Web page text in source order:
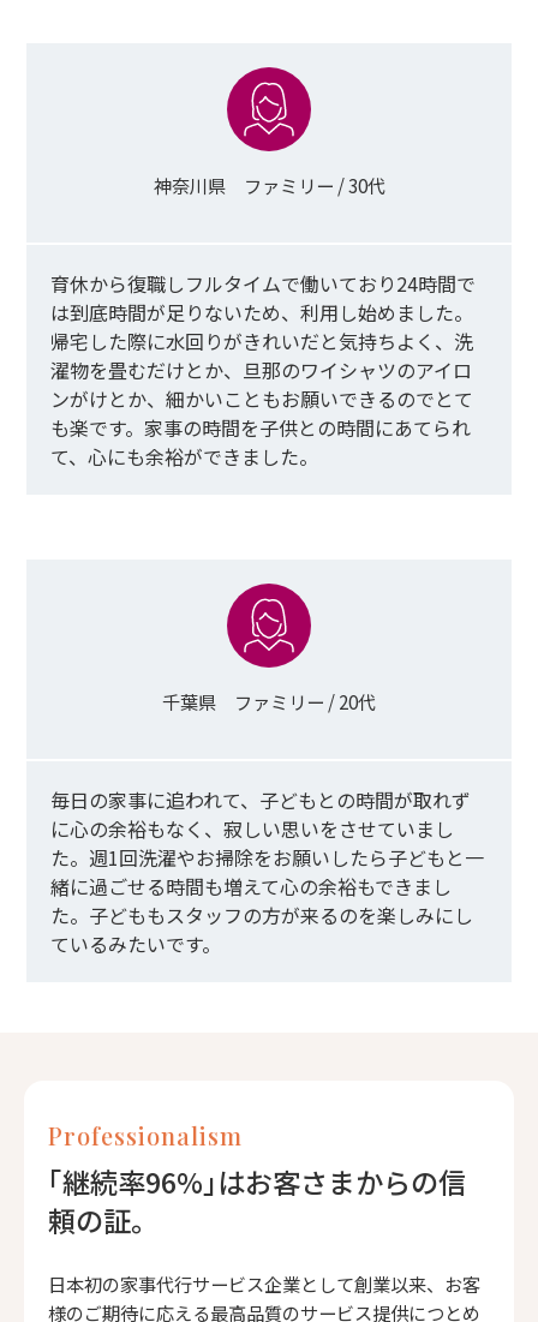
神奈川県 ファミリー / 30代
育休から復職しフルタイムで働いており24時間で
は到底時間が足りないため、利用し始めました。
帰宅した際に水回りがきれいだと気持ちよく、洗
濯物を畳むだけとか、旦那のワイシャツのアイロ
ンがけとか、細かいこともお願いできるのでとて
も楽です。家事の時間を子供との時間にあてられ
て、心にも余裕ができました。
千葉県 ファミリー / 20代
毎日の家事に追われて、子どもとの時間が取れず
に心の余裕もなく、寂しい思いをさせていまし
た。週1回洗濯やお掃除をお願いしたら子どもと一
緒に過ごせる時間も増えて心の余裕もできまし
た。子どももスタッフの方が来るのを楽しみにし
ているみたいです。
Professionalism
｢継続率96%｣はお客さまからの信
頼の証。
日本初の家事代行サービス企業として創業以来、お客
様のご期待に応える最高品質のサービス提供につとめ